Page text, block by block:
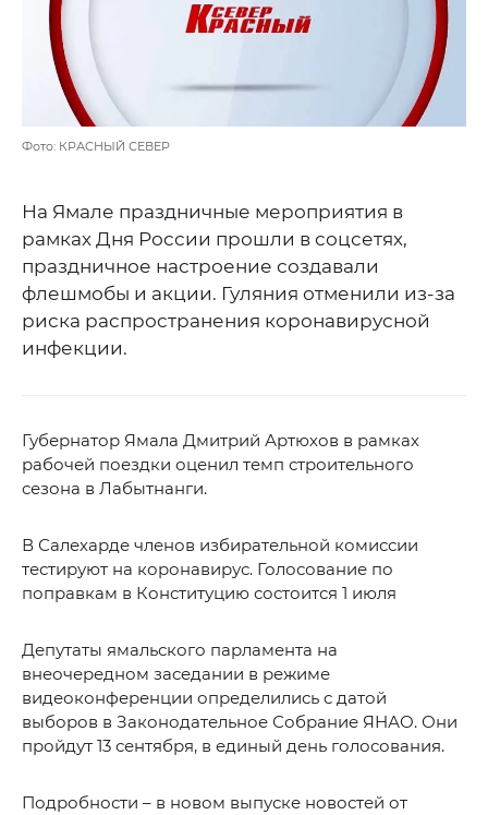
Фото: КРАСНЫЙ СЕВЕР
На Ямале праздничные мероприятия в
рамках Дня России прошли в соцсетях,
праздничное настроение создавали
флешмобы и акции. Гуляния отменили из-за
риска распространения коронавирусной
инфекции.
Губернатор Ямала Дмитрий Артюхов в рамках
рабочей поездки оценил темп строительного
сезона в Лабытнанги.
В Салехарде членов избирательной комиссии
тестируют на коронавирус. Голосование по
поправкам в Конституцию состоится 1 июля
Депутаты ямальского парламента на
внеочередном заседании в режиме
видеоконференции определились с датой
выборов в Законодательное Собрание ЯНАО. Они
пройдут 13 сентября, в единый день голосования.
Подробности – в новом выпуске новостей от